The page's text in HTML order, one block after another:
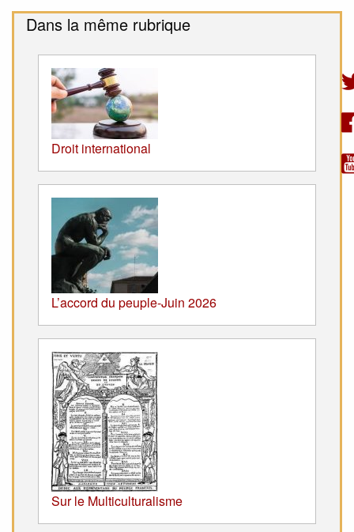
Dans la même rubrique
Droit international
L’accord du peuple-Juin 2026
Sur le Multiculturalisme